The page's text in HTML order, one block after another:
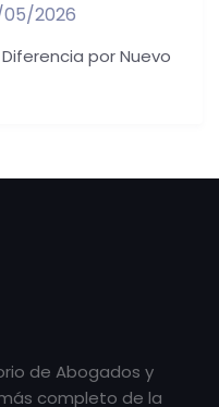
2026
por Nuevo
de Abogados y
completo de la